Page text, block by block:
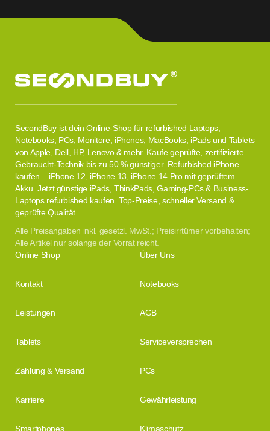
SecondBuy ist dein Online-Shop für refurbished Laptops,
Notebooks, PCs, Monitore, iPhones, MacBooks, iPads und Tablets
von Apple, Dell, HP, Lenovo & mehr. Kaufe geprüfte, zertifizierte
Gebraucht-Technik bis zu 50 % günstiger. Refurbished iPhone
kaufen – iPhone 12, iPhone 13, iPhone 14 Pro mit geprüftem
Akku. Jetzt günstige iPads, ThinkPads, Gaming-PCs & Business-
Laptops refurbished kaufen. Top-Preise, schneller Versand &
geprüfte Qualität.
Alle Preisangaben inkl. gesetzl. MwSt.; Preisirrtümer vorbehalten;
Alle Artikel nur solange der Vorrat reicht.
Online Shop Über Uns
Kontakt Notebooks
Leistungen AGB
Tablets Serviceversprechen
Zahlung & Versand PCs
Karriere Gewährleistung
Smartphones Klimaschutz